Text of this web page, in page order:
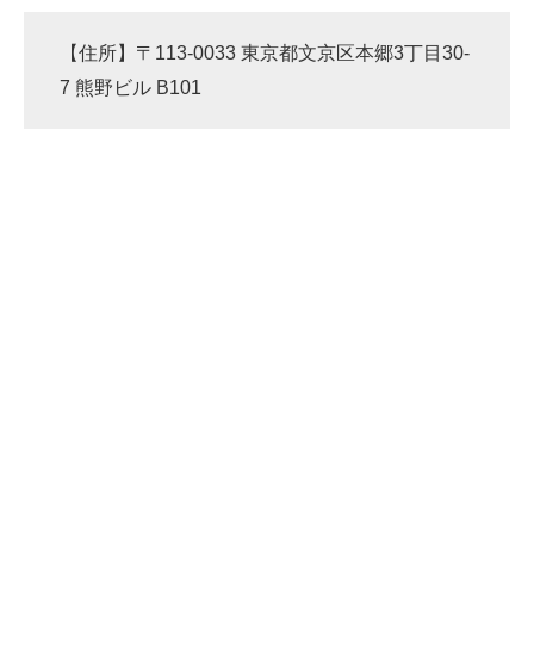
【住所】〒113-0033 東京都文京区本郷3丁目30-
7 熊野ビル B101